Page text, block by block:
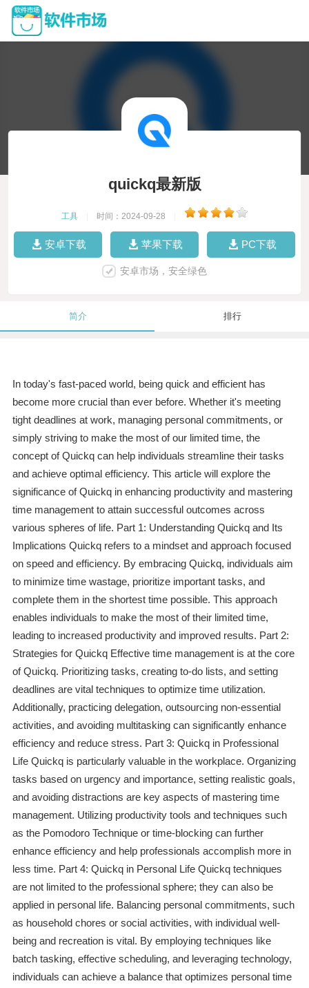
quickq最新版
工具 时间：2024-09-28
安卓下载 苹果下载 PC下载
安卓市场，安全绿色
简介 排行
In today's fast-paced world, being quick and efficient has
become more crucial than ever before. Whether it's meeting
tight deadlines at work, managing personal commitments, or
simply striving to make the most of our limited time, the
concept of Quickq can help individuals streamline their tasks
and achieve optimal efficiency. This article will explore the
significance of Quickq in enhancing productivity and mastering
time management to attain successful outcomes across
various spheres of life. Part 1: Understanding Quickq and Its
Implications Quickq refers to a mindset and approach focused
on speed and efficiency. By embracing Quickq, individuals aim
to minimize time wastage, prioritize important tasks, and
complete them in the shortest time possible. This approach
enables individuals to make the most of their limited time,
leading to increased productivity and improved results. Part 2:
Strategies for Quickq Effective time management is at the core
of Quickq. Prioritizing tasks, creating to-do lists, and setting
deadlines are vital techniques to optimize time utilization.
Additionally, practicing delegation, outsourcing non-essential
activities, and avoiding multitasking can significantly enhance
efficiency and reduce stress. Part 3: Quickq in Professional
Life Quickq is particularly valuable in the workplace. Organizing
tasks based on urgency and importance, setting realistic goals,
and avoiding distractions are key aspects of mastering time
management. Utilizing productivity tools and techniques such
as the Pomodoro Technique or time-blocking can further
enhance efficiency and help professionals accomplish more in
less time. Part 4: Quickq in Personal Life Quickq techniques
are not limited to the professional sphere; they can also be
applied in personal life. Balancing personal commitments, such
as household chores or social activities, with individual well-
being and recreation is vital. By employing techniques like
batch tasking, effective scheduling, and leveraging technology,
individuals can achieve a balance that optimizes personal time